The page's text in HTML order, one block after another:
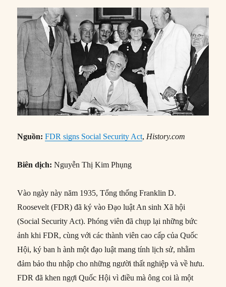
Nguồn: FDR signs Social Security Act, History.com
Biên dịch: Nguyễn Thị Kim Phụng
Vào ngày này năm 1935, Tổng thống Franklin D.
Roosevelt (FDR) đã ký vào Đạo luật An sinh Xã hội
(Social Security Act). Phóng viên đã chụp lại những bức
ảnh khi FDR, cùng với các thành viên cao cấp của Quốc
Hội, ký ban h ành một đạo luật mang tính lịch sử, nhằm
đảm bảo thu nhập cho những người thất nghiệp và về hưu.
FDR đã khen ngợi Quốc Hội vì điều mà ông coi là một